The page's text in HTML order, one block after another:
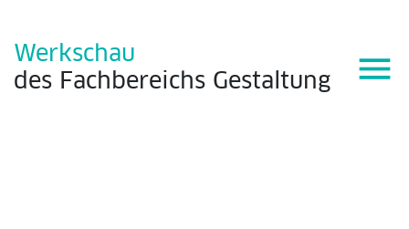
Werkschau
des Fachbereichs Gestaltung menu